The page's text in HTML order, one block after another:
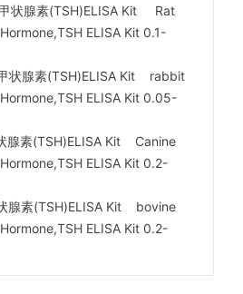
状腺素(TSH)ELISA Kit Rat
ELISA Kit 0.1-
状腺素(TSH)ELISA Kit rabbit
ELISA Kit 0.05-
腺素(TSH)ELISA Kit Canine
ELISA Kit 0.2-
腺素(TSH)ELISA Kit bovine
ELISA Kit 0.2-